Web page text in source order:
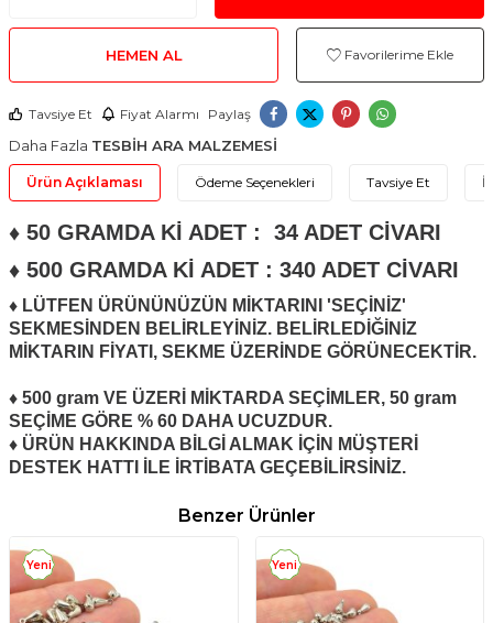
HEMEN AL Favorilerime Ekle
Tavsiye Et Fiyat Alarmı Paylaş
Daha Fazla TESBİH ARA MALZEMESİ
Ürün Açıklaması Ödeme Seçenekleri Tavsiye Et
♦ 50 GRAMDA Kİ ADET : 34 ADET CİVARI
♦ 500 GRAMDA Kİ ADET : 340 ADET CİVARI
♦ LÜTFEN ÜRÜNÜNÜZÜN MİKTARINI 'SEÇİNİZ'
SEKMESİNDEN BELİRLEYİNİZ. BELİRLEDİĞİNİZ
MİKTARIN FİYATI, SEKME ÜZERİNDE GÖRÜNECEKTİR.
♦ 500 gram VE ÜZERİ MİKTARDA SEÇİMLER, 50 gram
SEÇİME GÖRE % 60 DAHA UCUZDUR.
♦ ÜRÜN HAKKINDA BİLGİ ALMAK İÇİN MÜŞTERİ
DESTEK HATTI İLE İRTİBATA GEÇEBİLİRSİNİZ.
Benzer Ürünler
Yeni Yeni